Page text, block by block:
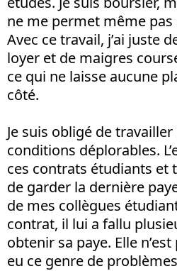
ne me permet même pas
Avec ce travail, j’ai juste
loyer et de maigres
ce qui ne laisse aucune
côté.
Je suis obligé de
conditions déplorables.
ces contrats étudiants et
de garder la dernière
de mes collègues
contrat, il lui a fallu
obtenir sa paye. Elle
eu ce genre de